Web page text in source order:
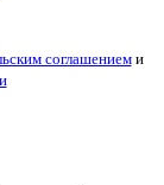
соглашениеми